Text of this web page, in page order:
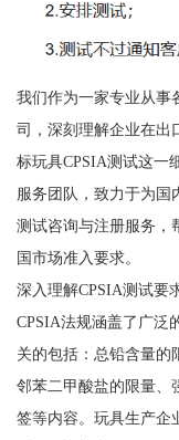
我们作为一家专业从事
司，深刻理解企业在出
标玩具CPSIA测试这一
服务团队，致力于为国
测试咨询与注册服务，
国市场准入要求。
深入理解CPSIA测试要
CPSIA法规涵盖了广泛
关的包括：总铅含量的
邻苯二甲酸盐的限量、
签等内容。玩具生产企